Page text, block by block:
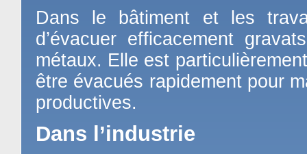
Dans le bâtiment et les
d’évacuer efficacement
métaux. Elle est
être évacués rapidement pour
productives.
Dans l’industrie